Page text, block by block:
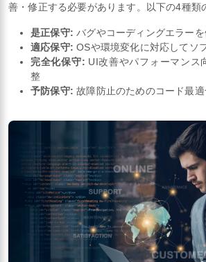
善・修正する必要があります。以下の4種類
是正保守: バグやコーディングエラーを
適応保守: OSや環境変化に対応してソ
完全化保守: UI改善やパフォーマンス
整
予防保守: 故障防止のためのコード最